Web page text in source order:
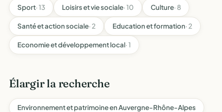
Sport· 13 Loisirs et vie sociale· 10 Culture· 8
Santé et action sociale· 2 Education et formation· 2
Economie et développement local· 1
Élargir la recherche
Environnement et patrimoine en Auvergne-Rhône-Alpes